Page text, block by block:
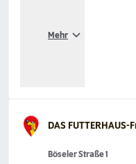
Mehr
DAS
Böseler Straße 1